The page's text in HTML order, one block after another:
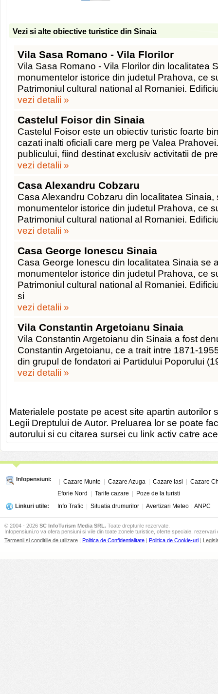
Vezi si alte obiective turistice din Sinaia
Vila Sasa Romano - Vila Florilor
Vila Sasa Romano - Vila Florilor din localitatea
monumentelor istorice din judetul Prahova, ce
Patrimoniul cultural national al Romaniei.
vezi detalii »
Castelul Foisor din Sinaia
Castelul Foisor este un obiectiv turistic foarte
cazati inalti oficiali care merg pe Valea
publicului, fiind destinat exclusiv activitatii de
vezi detalii »
Casa Alexandru Cobzaru
Casa Alexandru Cobzaru din localitatea Sinaia,
monumentelor istorice din judetul Prahova, ce
Patrimoniul cultural national al Romaniei.
vezi detalii »
Casa George Ionescu Sinaia
Casa George Ionescu din localitatea Sinaia se
monumentelor istorice din judetul Prahova, ce
Patrimoniul cultural national al Romaniei.
si
vezi detalii »
Vila Constantin Argetoianu Sinaia
Vila Constantin Argetoianu din Sinaia a fost
Constantin Argetoianu, ce a trait intre 1871-
din grupul de fondatori ai Partidului Poporului
vezi detalii »
Materialele postate pe acest site apartin autorilor
Legii Dreptului de Autor. Preluarea lor se poate
autorului si cu citarea sursei cu link activ catre
Infopensiuni: Cazare Munte Cazare Azuga Cazare Iasi
Cazare
Eforie Nord
Tarife cazare
Poze de la turisti
Linkuri utile:
Info Trafic Situatia drumurilor Avertizari Meteo ANPC
© 2004 - 2026 SC InfoTurism Media SRL. Toate drepturile rezervate.
Infopensiuni.ro va ofera pensiuni si vile din toate zonele turistice, oferte speciale, rezervari
Termenii si conditiile de utilizare | Politica de Confidentialitate | Politica de Cookie-uri |